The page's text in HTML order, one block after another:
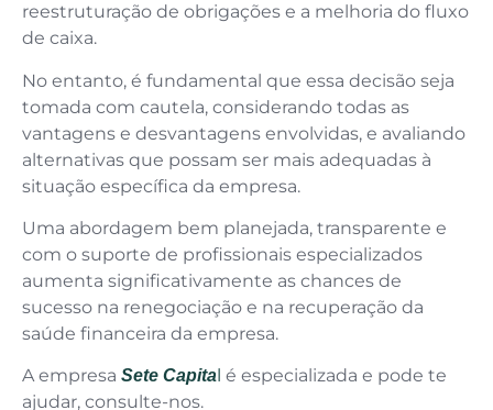
reestruturação de obrigações e a melhoria do fluxo
de caixa.
No entanto, é fundamental que essa decisão seja
tomada com cautela, considerando todas as
vantagens e desvantagens envolvidas, e avaliando
alternativas que possam ser mais adequadas à
situação específica da empresa.
Uma abordagem bem planejada, transparente e
com o suporte de profissionais especializados
aumenta significativamente as chances de
sucesso na renegociação e na recuperação da
saúde financeira da empresa.
A empresa Sete Capita é especializada e pode te
ajudar, consulte-nos.